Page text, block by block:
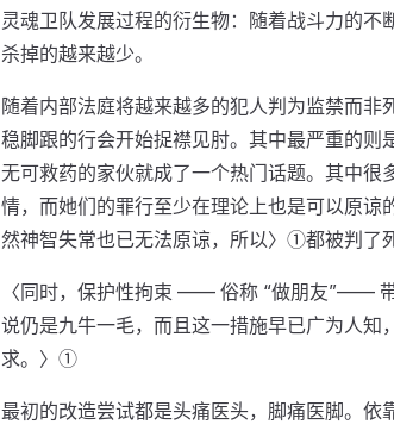
灵魂卫队发展过程的衍生物：随着战斗力的不
杀掉的越来越少。
随着内部法庭将越来越多的犯人判为监禁而
稳脚跟的行会开始捉襟见肘。其中最严重的
无可救药的家伙就成了一个热门话题。其中
情，而她们的罪行至少在理论上也是可以原
然神智失常也已无法原谅，所以〉①都被判了
〈同时，保护性拘束 —— 俗称 “做朋友”——
说仍是九牛一毛，而且这一措施早已广为人
求。〉①
最初的改造尝试都是头痛医头，脚痛医脚。